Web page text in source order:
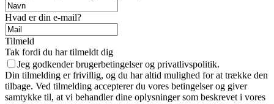
Hvad er din e-mail?
Tilmeld
Tak fordi du har tilmeldt dig
Jeg godkender brugerbetingelser og privatlivspolitik.
Din tilmelding er frivillig, og du har altid mulighed for at trække den
tilbage. Ved tilmelding accepterer du vores betingelser og giver
samtykke til, at vi behandler dine oplysninger som beskrevet i vores